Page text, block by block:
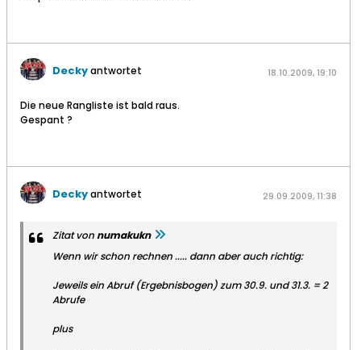
Deckyantwortet 18.10.2009, 19:10
Die neue Rangliste ist bald raus.
Gespant ?
Deckyantwortet 29.09.2009, 11:38
Zitat vonnumakukn
Wenn wir schon rechnen ..... dann aber auch richtig:
Jeweils ein Abruf (Ergebnisbogen) zum 30.9. und 31.3. = 2
Abrufe
plus